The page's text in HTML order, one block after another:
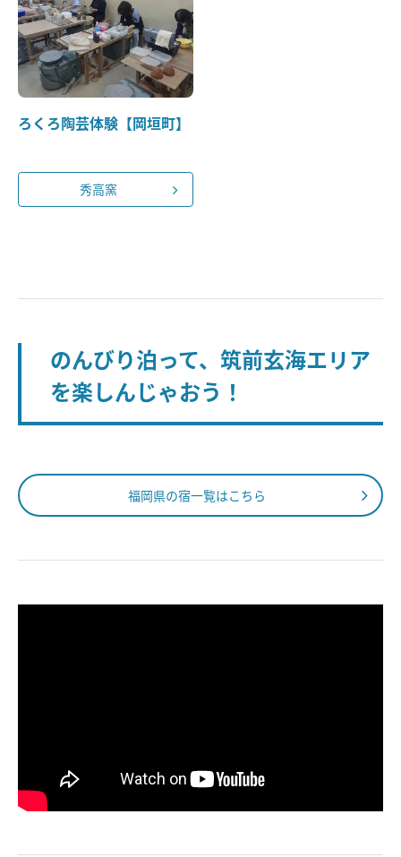
ろくろ陶芸体験【岡垣町】
秀高窯
のんびり泊って、筑前玄海エリア
を楽しんじゃおう！
福岡県の宿一覧はこちら